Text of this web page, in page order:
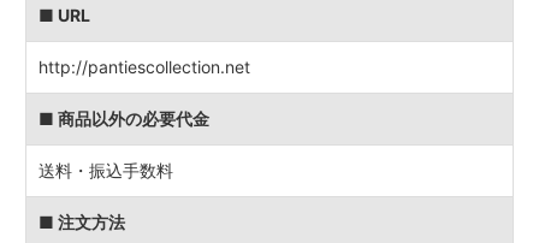
■ URL
http://pantiescollection.net
■ 商品以外の必要代金
送料・振込手数料
■ 注文方法